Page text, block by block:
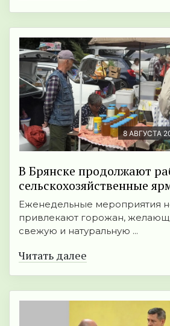
8 АВГУСТА
В Брянске продолжают
сельскохозяйственные
Еженедельные мероприятия
привлекают горожан,
свежую и натуральную ...
Читать далее